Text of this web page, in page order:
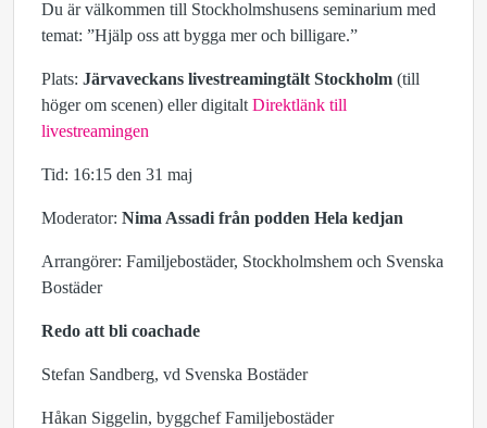
Du är välkommen till Stockholmshusens seminarium med
temat: ”Hjälp oss att bygga mer och billigare.”
Plats: Järvaveckans livestreamingtält Stockholm (till
höger om scenen) eller digitalt Direktlänk till
livestreamingen
Tid: 16:15 den 31 maj
Moderator: Nima Assadi från podden Hela kedjan
Arrangörer: Familjebostäder, Stockholmshem och Svenska
Bostäder
Redo att bli coachade
Stefan Sandberg, vd Svenska Bostäder
Håkan Siggelin, byggchef Familjebostäder